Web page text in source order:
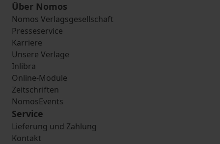
Über Nomos
Nomos Verlagsgesellschaft
Presseservice
Karriere
Unsere Verlage
Inlibra
Online-Module
Zeitschriften
NomosEvents
Service
Lieferung und Zahlung
Kontakt